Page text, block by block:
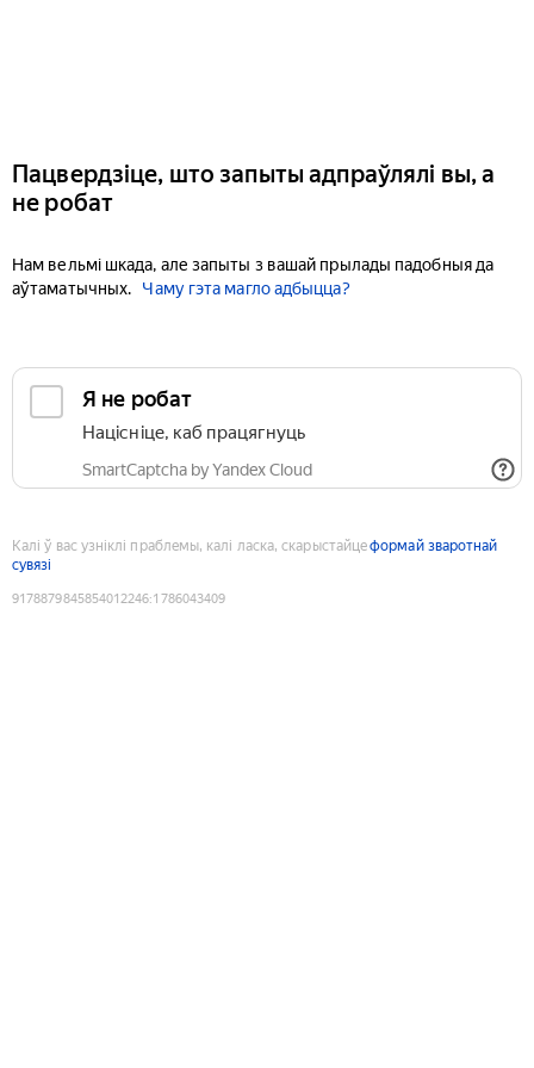
Пацвердзіце, што запыты адпраўлялі вы, а
не робат
Нам вельмі шкада, але запыты з вашай прылады падобныя да
аўтаматычных.
Чаму гэта магло адбыцца?
Я не робат
Націсніце, каб працягнуць
SmartCaptcha by Yandex Cloud
Калі ў вас узніклі праблемы, калі ласка, скарыстайцеформай зваротнай
сувязі
9178879845854012246:1786043409